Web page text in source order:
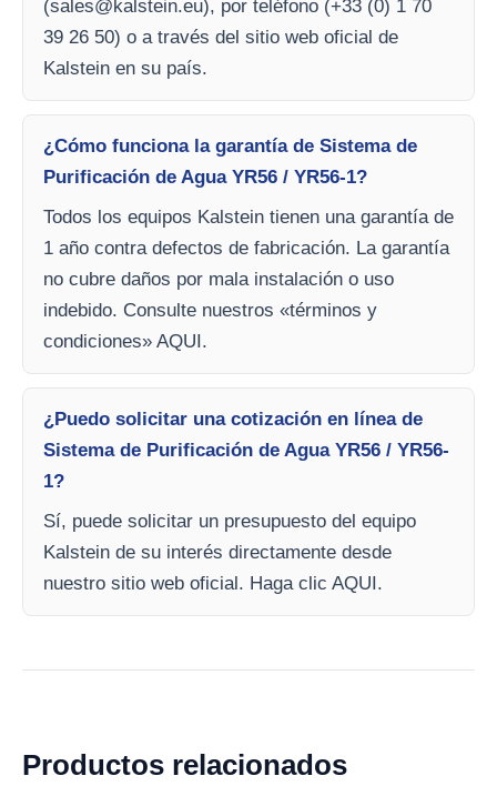
(sales@kalstein.eu), por teléfono (+33 (0) 1 70
39 26 50) o a través del sitio web oficial de
Kalstein en su país.
¿Cómo funciona la garantía de Sistema de
Purificación de Agua YR56 / YR56-1?
Todos los equipos Kalstein tienen una garantía de
1 año contra defectos de fabricación. La garantía
no cubre daños por mala instalación o uso
indebido. Consulte nuestros «términos y
condiciones» AQUI.
¿Puedo solicitar una cotización en línea de
Sistema de Purificación de Agua YR56 / YR56-
1?
Sí, puede solicitar un presupuesto del equipo
Kalstein de su interés directamente desde
nuestro sitio web oficial. Haga clic AQUI.
Productos relacionados